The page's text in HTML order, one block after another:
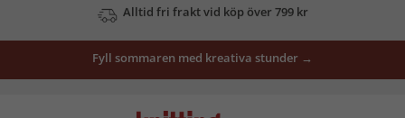
Se våra erbjudanden här
Fyll sommaren med kreativa stunder →